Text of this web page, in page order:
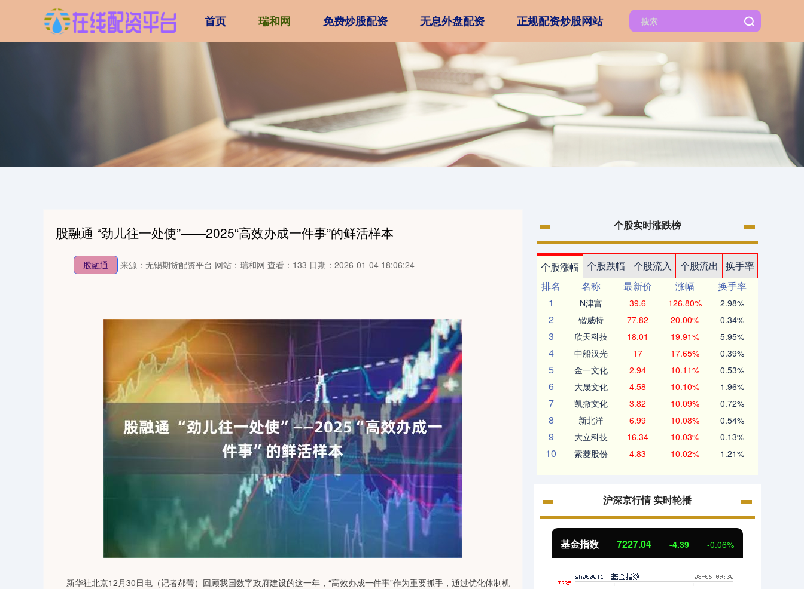
首页 瑞和网 免费炒股配资 无息外盘配资 正规配资炒股网站
股融通 “劲儿往一处使”——2025“高效办成一件事”的鲜活样本
股融通 来源：无锡期货配资平台 网站：瑞和网 查看：133 日期：2026-01-04 18:06:24
新华社北京12月30日电（记者郝菁）回顾我国数字政府建设的这一年，“高效办成一件事”作为重要抓手，通过优化体制机
个股实时涨跌榜
个股涨幅 个股跌幅 个股流入 个股流出
换手率
排名
名称 最新价 涨幅
换手率
1
N津富 39.6 126.80% 2.98%
2 锴威特 77.82 20.00% 0.34%
3 欣天科技 18.01 19.91% 5.95%
4 中船汉光 17 17.65% 0.39%
5 金一文化 2.94 10.11% 0.53%
6 大晟文化 4.58 10.10% 1.96%
7 凯撒文化 3.82 10.09% 0.72%
8 新北洋 6.99 10.08% 0.54%
9 大立科技 16.34 10.03% 0.13%
10 索菱股份 4.83 10.02% 1.21%
沪深京行情 实时轮播
北证50 1109.58 创业板指 基金指数 7227.04 -4.39 -0.06%